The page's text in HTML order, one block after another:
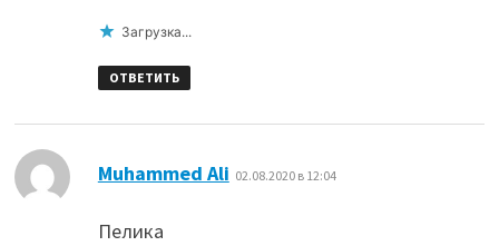
Загрузка...
ОТВЕТИТЬ
Muhammed Ali 02.08.2020 в 12:04
Пелика